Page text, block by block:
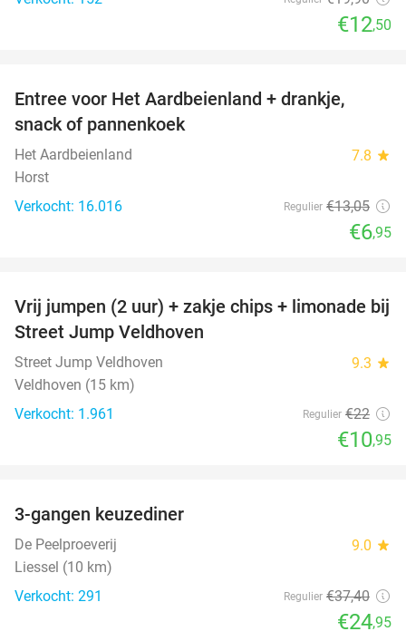
€12,50
Entree voor Het Aardbeienland + drankje,
snack of pannenkoek
Het Aardbeienland 7.8 star
Horst
Verkocht: 16.016
Regulier €13,05
€6,95
50%
Vrij jumpen (2 uur) + zakje chips + limonade bij
Street Jump Veldhoven
Street Jump Veldhoven 9.3 star
Veldhoven (15 km)
Verkocht: 1.961
Regulier €22
€10,95
3-gangen keuzediner
De Peelproeverij 9.0 star
Liessel (10 km)
Verkocht: 291
Regulier €37,40
€24,95